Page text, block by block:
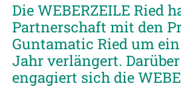
Die WEBERZEILE Ried
Partnerschaft mit den
Guntamatic Ried um
Jahr verlängert.
engagiert sich die